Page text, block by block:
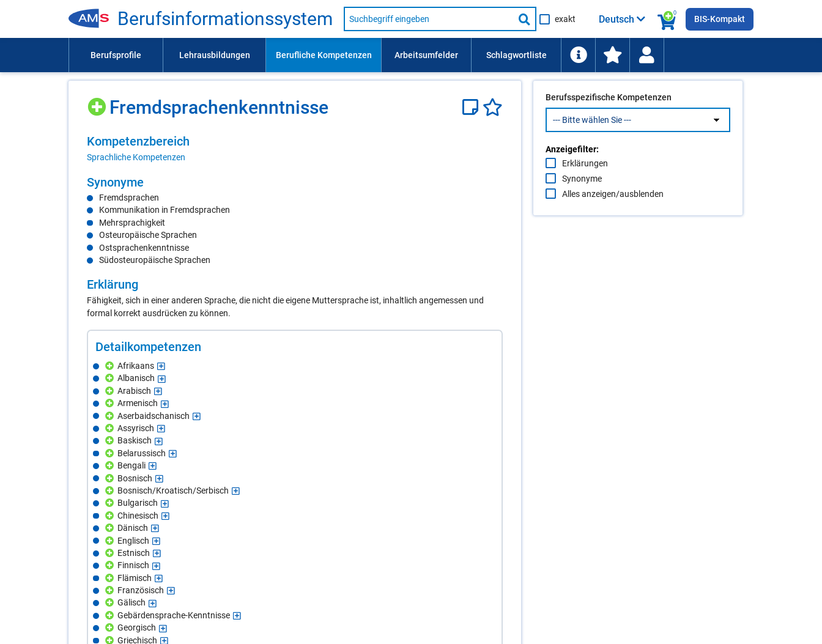
Be­rufs­in­for­ma­ti­ons­sys­tem
Suche
nach
Lehrausbildung,
usw.
Suche
starten
exakt
0
Deutsch BIS-Kompakt
Fremd­spra­chen­kennt­nis­se
Kom­pe­tenz­be­reich
Sprachliche Kompetenzen
Syn­ony­me
Fremdsprachen
Kommunikation in Fremdsprachen
Mehrsprachigkeit
Osteuropäische Sprachen
Ostsprachenkenntnisse
Südosteuropäische Sprachen
Er­klä­rung
Fähigkeit, sich in einer anderen Sprache, die nicht die eigene Muttersprache ist, inhaltlich angemessen und
formal korrekt ausdrücken zu können.
De­tail­kom­pe­ten­zen
Afrikaans
Albanisch
Arabisch
Armenisch
Aserbaidschanisch
Assyrisch
Baskisch
Belarussisch
Bengali
Bosnisch
Bosnisch/Kroatisch/Serbisch
Bulgarisch
Chinesisch
Dänisch
Englisch
Estnisch
Finnisch
Flämisch
Französisch
Gälisch
Gebärdensprache-Kenntnisse
Georgisch
Griechisch
Berufsspezifische Kompetenzen
Anzeigefilter:
Erklärungen
Synonyme
Alles anzeigen/ausblenden